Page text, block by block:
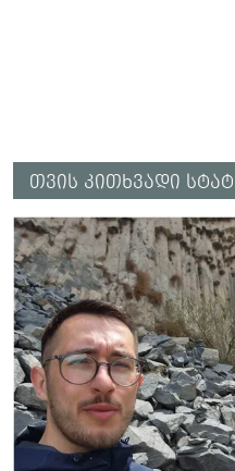
თვის კითხვადი